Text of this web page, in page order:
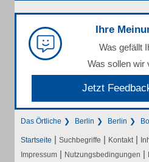
Ihre
Was gefällt
Was sollen wir
Jetzt
Das Örtliche Berlin Berlin
Startseite | Suchbegriffe | Kontakt |
Impressum | Nutzungsbedingungen |